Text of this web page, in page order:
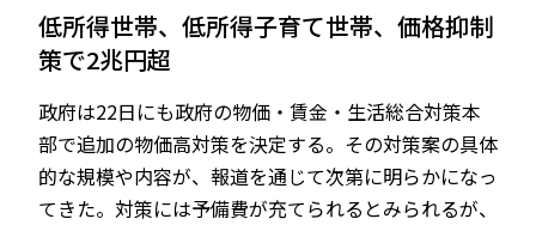
JP EN
低所得世帯、低所得子育て世帯、価格抑制
策で2兆円超
政府は22日にも政府の物価・賃金・生活総合対策本
部で追加の物価高対策を決定する。その対策案の具体
的な規模や内容が、報道を通じて次第に明らかになっ
てきた。対策には予備費が充てられるとみられるが、